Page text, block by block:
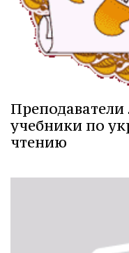
учебники по
чтению